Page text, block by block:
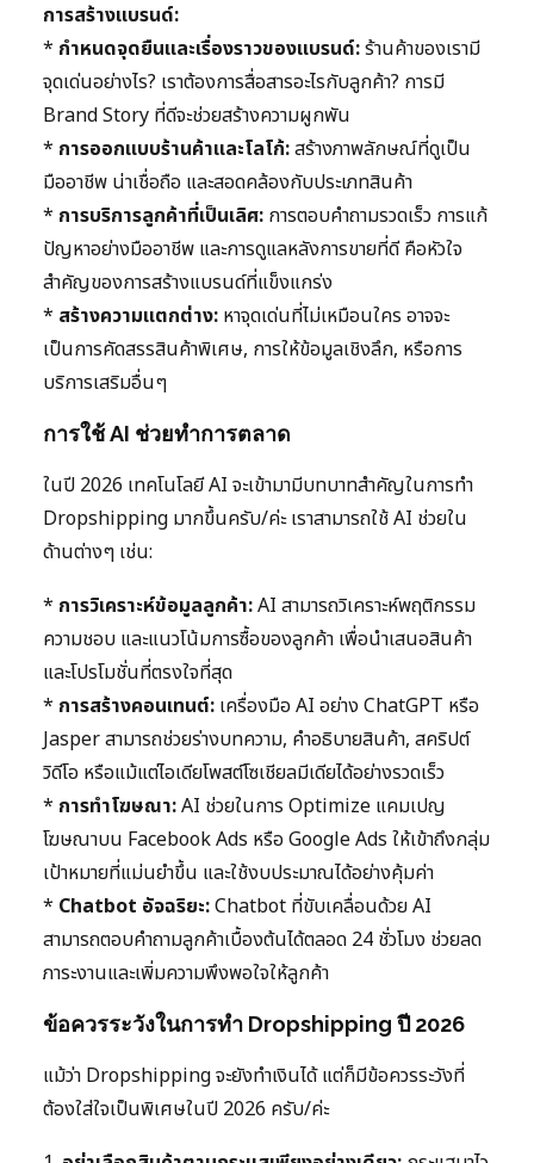
การสร้างแบรนด์:
* กำหนดจุดยืนและเรื่องราวของแบรนด์:ร้านค้าของเรามี
จุดเด่นอย่างไร? เราต้องการสื่อสารอะไรกับลูกค้า? การมี
Brand Story ที่ดีจะช่วยสร้างความผูกพัน
* การออกแบบร้านค้าและโลโก้:สร้างภาพลักษณ์ที่ดูเป็น
มืออาชีพ น่าเชื่อถือ และสอดคล้องกับประเภทสินค้า
* การบริการลูกค้าที่เป็นเลิศ: การตอบคำถามรวดเร็ว การแก้
ปัญหาอย่างมืออาชีพ และการดูแลหลังการขายที่ดี คือหัวใจ
สำคัญของการสร้างแบรนด์ที่แข็งแกร่ง
* สร้างความแตกต่าง: หาจุดเด่นที่ไม่เหมือนใคร อาจจะ
เป็นการคัดสรรสินค้าพิเศษ, การให้ข้อมูลเชิงลึก, หรือการ
บริการเสริมอื่นๆ
การใช้ AI ช่วยทำการตลาด
ในปี 2026 เทคโนโลยี AI จะเข้ามามีบทบาทสำคัญในการทำ
Dropshipping มากขึ้นครับ/ค่ะ เราสามารถใช้ AI ช่วยใน
ด้านต่างๆ เช่น:
* การวิเคราะห์ข้อมูลลูกค้า:AI สามารถวิเคราะห์พฤติกรรม
ความชอบ และแนวโน้มการซื้อของลูกค้า เพื่อนำเสนอสินค้า
และโปรโมชั่นที่ตรงใจที่สุด
* การสร้างคอนเทนต์: เครื่องมือ AI อย่าง ChatGPT หรือ
Jasper สามารถช่วยร่างบทความ, คำอธิบายสินค้า, สคริปต์
วิดีโอ หรือแม้แต่ไอเดียโพสต์โซเชียลมีเดียได้อย่างรวดเร็ว
* การทำโฆษณา:AI ช่วยในการ Optimize แคมเปญ
โฆษณาบน Facebook Ads หรือ Google Ads ให้เข้าถึงกลุ่ม
เป้าหมายที่แม่นยำขึ้น และใช้งบประมาณได้อย่างคุ้มค่า
* Chatbot อัจฉริยะ:Chatbot ที่ขับเคลื่อนด้วย AI
สามารถตอบคำถามลูกค้าเบื้องต้นได้ตลอด 24 ชั่วโมง ช่วยลด
ภาระงานและเพิ่มความพึงพอใจให้ลูกค้า
ข้อควรระวังในการทำ Dropshipping ปี 2026
แม้ว่า Dropshipping จะยังทำเงินได้ แต่ก็มีข้อควรระวังที่
ต้องใส่ใจเป็นพิเศษในปี 2026 ครับ/ค่ะ